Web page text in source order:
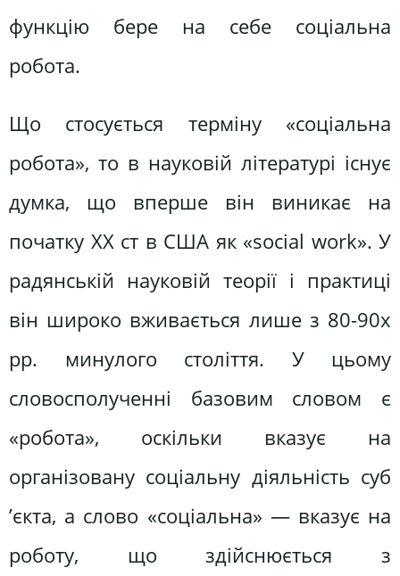
функцію бере на себе соціальна
робота.
Що стосується терміну «соціальна
робота», то в науковій літературі існує
думка, що вперше він виникає на
початку ХХ ст в США як «social work». У
радянській науковій теорії і практиці
він широко вживається лише з 80-90х
рр. минулого століття. У цьому
словосполученні базовим словом є
«робота», оскільки вказує на
організовану соціальну діяльність суб
’єкта, а слово «соціальна» — вказує на
роботу, що здійснюється з